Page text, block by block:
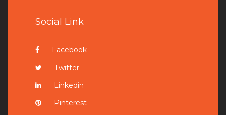
Social Link
Facebook
Twitter
Linkedin
Pinterest